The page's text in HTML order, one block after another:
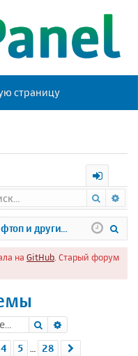
страницу
х
о
д
Поиск
на GitHub . Старый форум
Поиск
из 28
4 5 28